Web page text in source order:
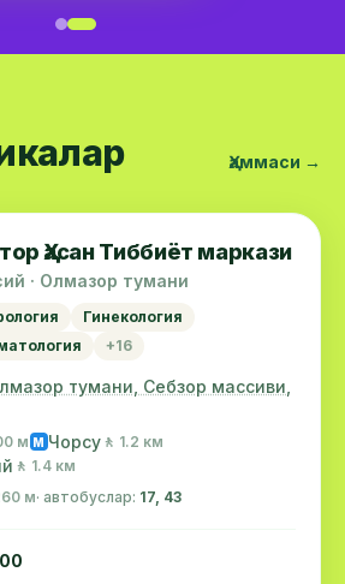
Ҳаммаси →
Ҳасан Тиббиёт маркази
· Олмазор тумани
Гинекология
+16
тумани, Себзор массиви,
м М Чорсу 🚶 1.2 км
🚶 1.4 км
м· автобуслар: 17, 43